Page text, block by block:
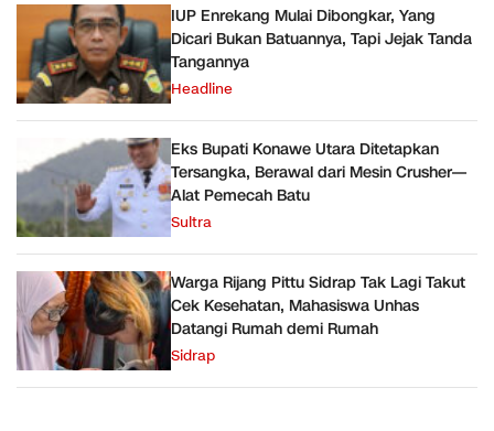
IUP Enrekang Mulai Dibongkar, Yang
Dicari Bukan Batuannya, Tapi Jejak Tanda
Tangannya
Headline
Eks Bupati Konawe Utara Ditetapkan
Tersangka, Berawal dari Mesin Crusher—
Alat Pemecah Batu
Sultra
Warga Rijang Pittu Sidrap Tak Lagi Takut
Cek Kesehatan, Mahasiswa Unhas
Datangi Rumah demi Rumah
Sidrap